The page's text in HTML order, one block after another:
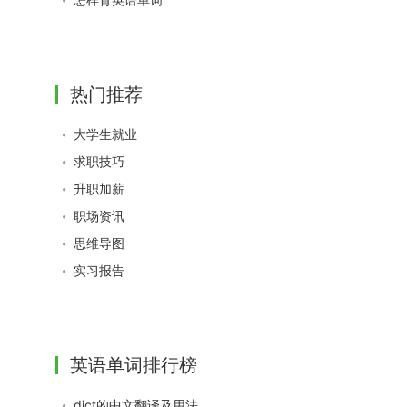
热门推荐
大学生就业
求职技巧
升职加薪
职场资讯
思维导图
实习报告
英语单词排行榜